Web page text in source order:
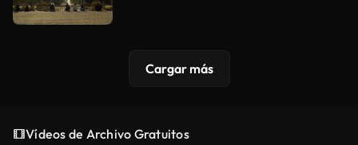
Cargar más
Vídeos de Archivo Gratuitos